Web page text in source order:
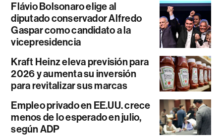
Flávio Bolsonaro elige al
diputado conservador Alfredo
Gaspar como candidato a la
vicepresidencia
Kraft Heinz eleva previsión para
2026 y aumenta su inversión
para revitalizar sus marcas
Empleo privado en EE.UU. crece
menos de lo esperado en julio,
según ADP